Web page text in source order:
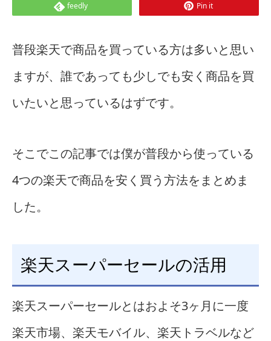
feedly Pin it
普段楽天で商品を買っている方は多いと思い
ますが、誰であっても少しでも安く商品を買
いたいと思っているはずです。
そこでこの記事では僕が普段から使っている
4つの楽天で商品を安く買う方法をまとめま
した。
楽天スーパーセールの活用
楽天スーパーセールとはおよそ3ヶ月に一度
楽天市場、楽天モバイル、楽天トラベルなど